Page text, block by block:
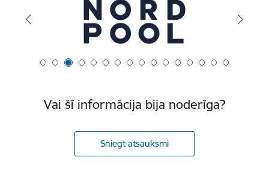
Vai šī informācija bija noderīga?
Sniegt atsauksmi